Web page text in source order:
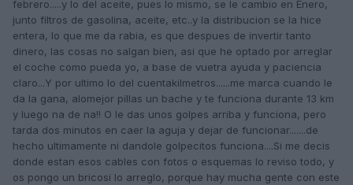
febrero.....y lo del aceite, pues lo mismo, se le cambio en Enero,
junto filtros de gasolina, aceite, etc..y la distribucion se la hice
entera, lo que me da rabia, es que despues de invertir tanto
dinero, las cosas no salgan bien, asi que he optado por arreglar
el coche como pueda yo, a base de vuetra ayuda y paciencia
claro...Y por ultimo lo del cuentakilmetros......me marca cuando le
da la gana, alomejor pillas un bache y te funciona durante 13 km
y luego na de na!! O le das unos golpes arriba y funciona, pero
tarda dos minutos en caer la aguja y dejar de funcionar.......de
hecho ultimamente ni dandole golpecitos funciona....Si me decis
donde estan esos cables con fotos o esquemas lo reviso todo, y
os pongo un bricosi lo arreglo, porque hay mucha gente con este